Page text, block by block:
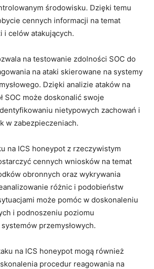
środowisku. Dzięki temu
cennych informacji na ⁢temat​
i celów atakujących.
na testowanie zdolności⁢ SOC do
na ataki skierowane na systemy
Dzięki analizie ataków ‍na
SOC może doskonalić ⁣swoje
⁢nietypowych zachowań i
w zabezpieczeniach.
na ICS honeypot z ⁢rzeczywistym
cennych⁤ wniosków na temat​
obronnych⁢ oraz wykrywania
​różnic i podobieństw
może pomóc w doskonaleniu
i podnoszeniu ‍poziomu
przemysłowych.
na ⁢ICS honeypot mogą również
procedur reagowania na